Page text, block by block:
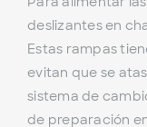
deslizantes en
Estas rampas
evitan que se
sistema de
de preparación